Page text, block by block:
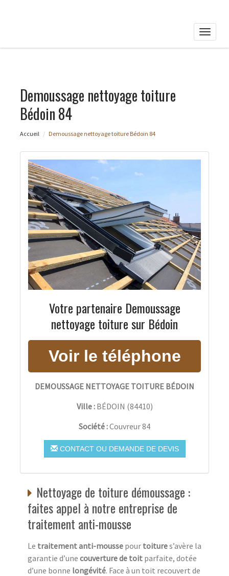
Toggle
Demoussage nettoyage toiture
Bédoin 84
Accueil Demoussage nettoyage toiture Bédoin 84
Votre partenaire Demoussage
nettoyage toiture sur Bédoin
DEMOUSSAGE NETTOYAGE TOITURE BÉDOIN
Ville : BÉDOIN (84410)
Société :Couvreur 84
CONTACT OU DEMANDE DE DEVIS
Nettoyage de toiture démoussage :
faites appel à notre entreprise de
traitement anti-mousse
Le traitement anti-mousse pour toitures’avère la
garantie d’une couverture de toit parfaite, dotée
d’une bonne longévité. Face à un toit recouvert de